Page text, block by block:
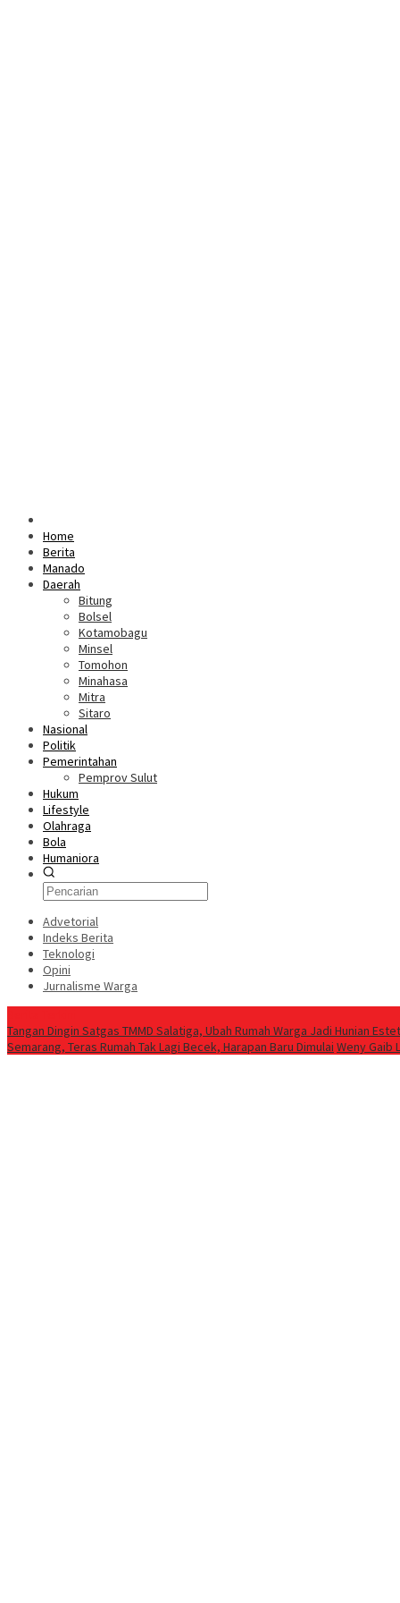
Home
Berita
Manado
Daerah
Bitung
Bolsel
Kotamobagu
Minsel
Tomohon
Minahasa
Mitra
Sitaro
Nasional
Politik
Pemerintahan
Pemprov Sulut
Hukum
Lifestyle
Olahraga
Bola
Humaniora
Advetorial
Indeks Berita
Teknologi
Opini
Jurnalisme Warga
Tangan Dingin Satgas TMMD Salatiga, Ubah Rumah Warga Jadi Hunian
Semarang, Teras Rumah Tak Lagi Becek, Harapan Baru Dimulai Weny Gaib